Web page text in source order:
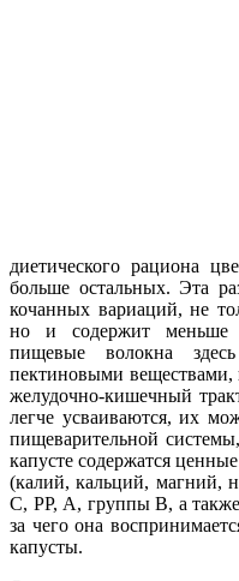
диетического рациона
больше остальных. Эта
кочанных вариаций, не
но и содержит меньше
пищевые волокна
пектиновыми веществами,
желудочно-кишечный
легче усваиваются, их
пищеварительной
капусте содержатся
(калий, кальций, магний,
С, РР, А, группы В, а также
за чего она
капусты.